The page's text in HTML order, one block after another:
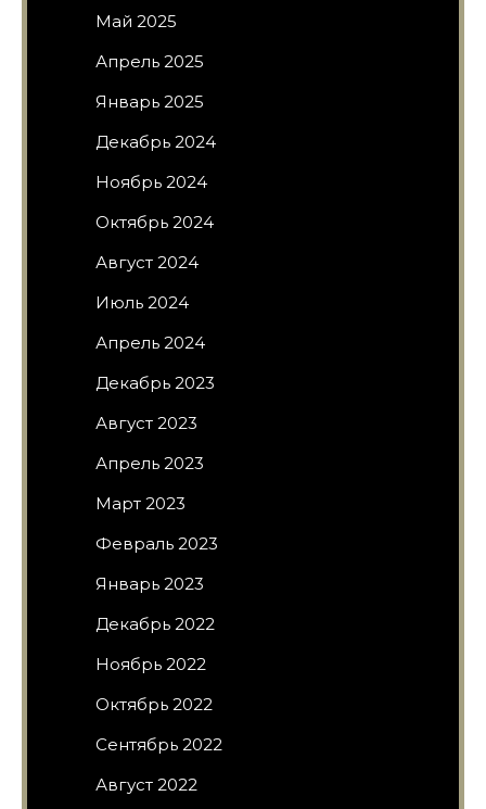
Май 2025
Апрель 2025
Январь 2025
Декабрь 2024
Ноябрь 2024
Октябрь 2024
Август 2024
Июль 2024
Апрель 2024
Декабрь 2023
Август 2023
Апрель 2023
Март 2023
Февраль 2023
Январь 2023
Декабрь 2022
Ноябрь 2022
Октябрь 2022
Сентябрь 2022
Август 2022